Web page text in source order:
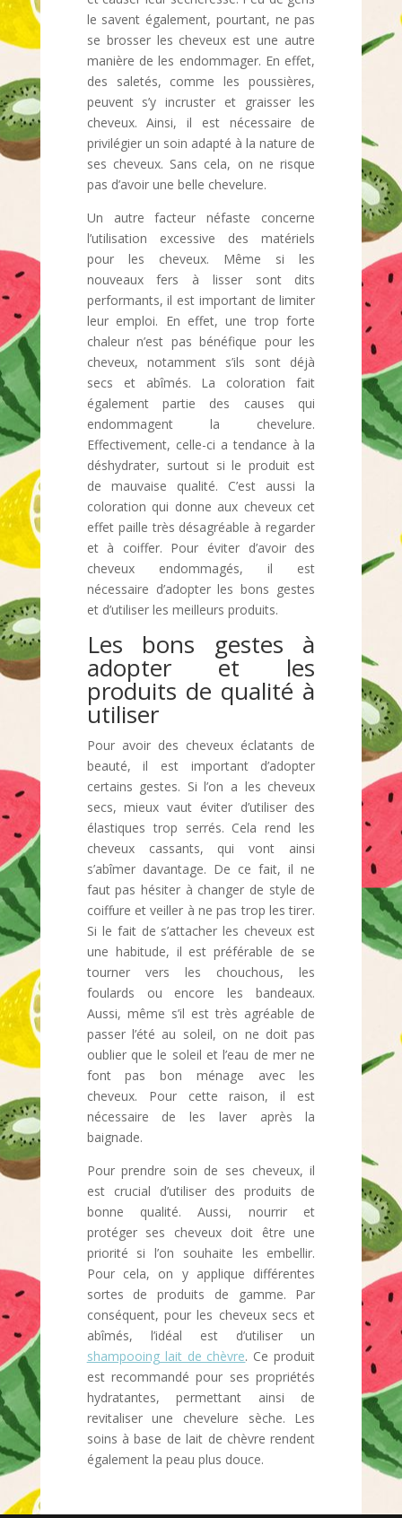
le savent également, pourtant, ne pas
se brosser les cheveux est une autre
manière de les endommager. En effet,
des saletés, comme les poussières,
peuvent s’y incruster et graisser les
cheveux. Ainsi, il est nécessaire de
privilégier un soin adapté à la nature de
ses cheveux. Sans cela, on ne risque
pas d’avoir une belle chevelure.
Un autre facteur néfaste concerne
l’utilisation excessive des matériels
pour les cheveux. Même si les
nouveaux fers à lisser sont dits
performants, il est important de limiter
leur emploi. En effet, une trop forte
chaleur n’est pas bénéfique pour les
cheveux, notamment s’ils sont déjà
secs et abîmés. La coloration fait
également partie des causes qui
endommagent la chevelure.
Effectivement, celle-ci a tendance à la
déshydrater, surtout si le produit est
de mauvaise qualité. C’est aussi la
coloration qui donne aux cheveux cet
effet paille très désagréable à regarder
et à coiffer. Pour éviter d’avoir des
cheveux endommagés, il est
nécessaire d’adopter les bons gestes
et d’utiliser les meilleurs produits.
Les bons gestes à
adopter et les
produits de qualité à
utiliser
Pour avoir des cheveux éclatants de
beauté, il est important d’adopter
certains gestes. Si l’on a les cheveux
secs, mieux vaut éviter d’utiliser des
élastiques trop serrés. Cela rend les
cheveux cassants, qui vont ainsi
s’abîmer davantage. De ce fait, il ne
faut pas hésiter à changer de style de
coiffure et veiller à ne pas trop les tirer.
Si le fait de s’attacher les cheveux est
une habitude, il est préférable de se
tourner vers les chouchous, les
foulards ou encore les bandeaux.
Aussi, même s’il est très agréable de
passer l’été au soleil, on ne doit pas
oublier que le soleil et l’eau de mer ne
font pas bon ménage avec les
cheveux. Pour cette raison, il est
nécessaire de les laver après la
baignade.
Pour prendre soin de ses cheveux, il
est crucial d’utiliser des produits de
bonne qualité. Aussi, nourrir et
protéger ses cheveux doit être une
priorité si l’on souhaite les embellir.
Pour cela, on y applique différentes
sortes de produits de gamme. Par
conséquent, pour les cheveux secs et
abîmés, l’idéal est d’utiliser un
shampooing lait de chèvre. Ce produit
est recommandé pour ses propriétés
hydratantes, permettant ainsi de
revitaliser une chevelure sèche. Les
soins à base de lait de chèvre rendent
également la peau plus douce.